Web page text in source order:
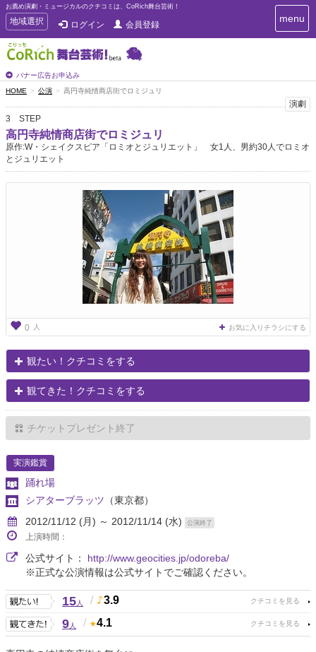
お薦め演劇・ミュージカルのクチコミは、CoRich舞台芸術！
T
o
g
g
e
n
a
v
i
g
a
t
地域選択 ログイン 会員登録
バナー広告お申込み
T
o
i
a
menu
HOME 公演 高円寺純情商店街でロミジュリ
演劇
3 STEP
高円寺純情商店街でロミジュリ
原作:W・シェイクスピア「ロミオとジュリエット」 女1人、男約30人でロミオ
とジュリエット
0 人 お気に入りチラシにする
観たい！クチコミをする
観てきた！クチコミをする
チケットプレゼント終了
実演鑑賞
踊れ場
シアターブラッツ （東京都）
2012/11/12 (月) ～ 2012/11/14 (水)
公演終了
上演時間：
公式サイト： http://www.geocities.jp/odoreba/
※正式な公演情報は公式サイトでご確認ください。
15人 / 3.9
9人 / 4.1